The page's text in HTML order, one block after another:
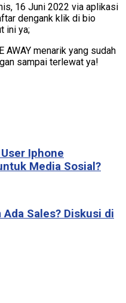
16 Juni 2022 via aplikasi
dengank klik di bio
ini ya;
AWAY menarik yang sudah
sampai terlewat ya!
Iphone
Media Sosial?
Sales? Diskusi di